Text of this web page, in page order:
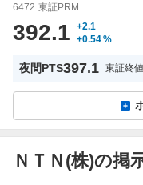
6472 東証PRM
392.1
+2.1
+0.54%
夜間PTS397.1 東証終
ＮＴＮ(株)の掲